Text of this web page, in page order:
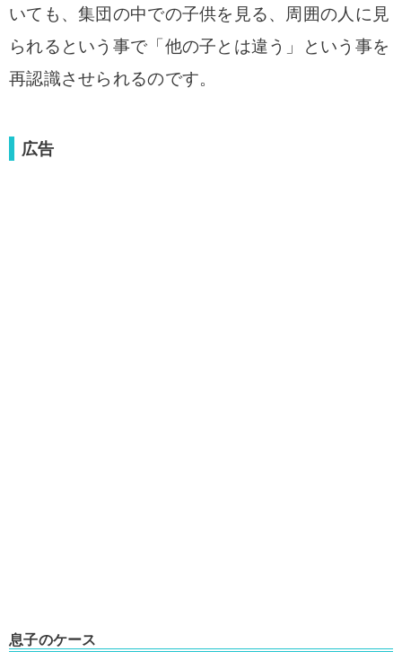
いても、集団の中での子供を見る、周囲の人に見
られるという事で「他の子とは違う」という事を
再認識させられるのです。
広告
息子のケース